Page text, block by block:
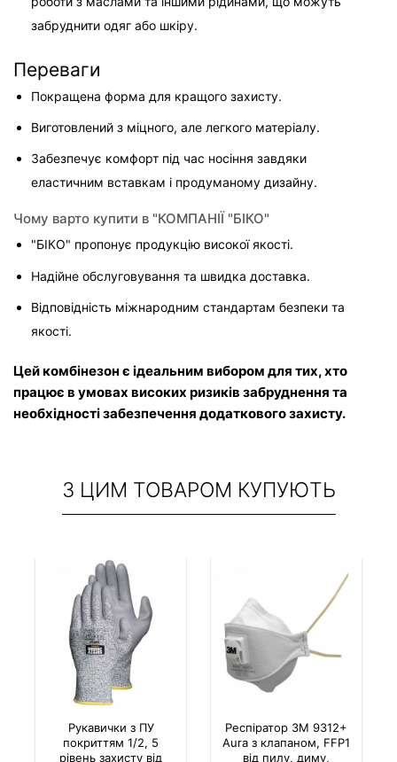
забруднити одяг або шкіру.
Переваги
Покращена форма для кращого захисту.
Виготовлений з міцного, але легкого матеріалу.
Забезпечує комфорт під час носіння завдяки
еластичним вставкам і продуманому дизайну.
Чому варто купити в "КОМПАНІЇ "БІКО"
"БІКО" пропонує продукцію високої якості.
Надійне обслуговування та швидка доставка.
Відповідність міжнародним стандартам безпеки та
якості.
Цей комбінезон є ідеальним вибором для тих, хто
працює в умовах високих ризиків забруднення та
необхідності забезпечення додаткового захисту.
З ЦИМ ТОВАРОМ КУПУЮТЬ
Рукавички з ПУ
покриттям 1/2, 5
рівень захисту від
Респіратор 3M 9312+
Aura з клапаном, FFP1
від пилу, диму,